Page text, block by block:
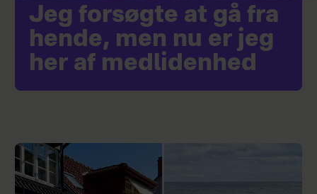
Jeg forsøgte at gå fra
hende, men nu er jeg
her af medlidenhed